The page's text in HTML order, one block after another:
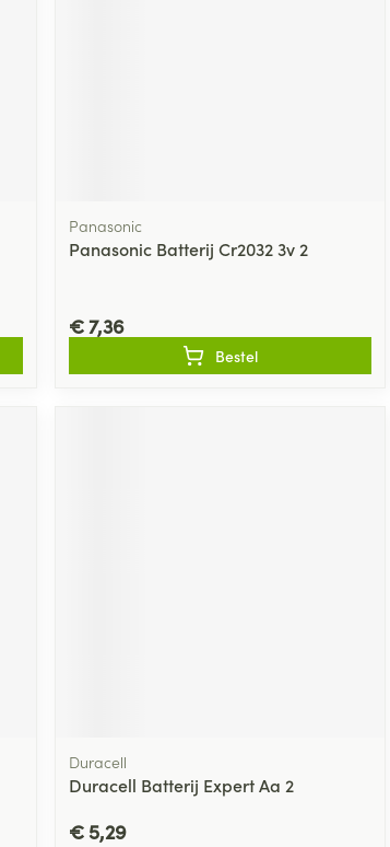
Panasonic
Panasonic Batterij Cr2032 3v 2
€ 7,36
Bestel
Duracell
Duracell Batterij Expert Aa 2
€ 5,29